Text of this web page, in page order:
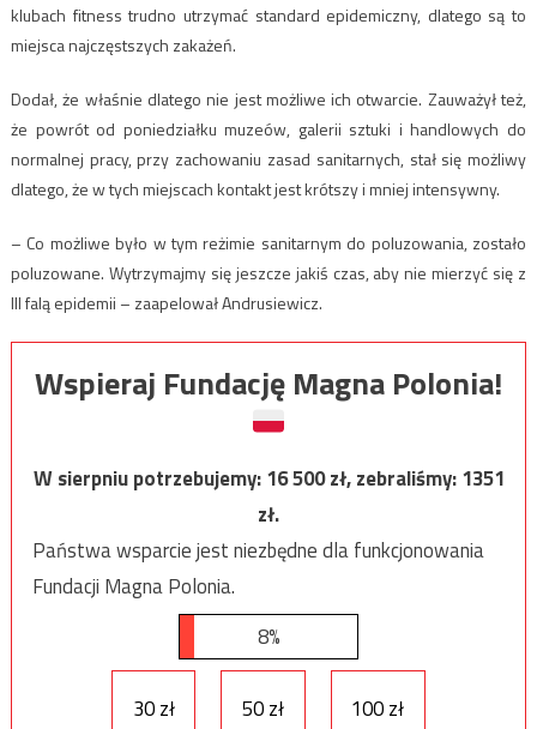
klubach fitness trudno utrzymać standard epidemiczny, dlatego są to
miejsca najczęstszych zakażeń.
Dodał, że właśnie dlatego nie jest możliwe ich otwarcie. Zauważył też,
że powrót od poniedziałku muzeów, galerii sztuki i handlowych do
normalnej pracy, przy zachowaniu zasad sanitarnych, stał się możliwy
dlatego, że w tych miejscach kontakt jest krótszy i mniej intensywny.
– Co możliwe było w tym reżimie sanitarnym do poluzowania, zostało
poluzowane. Wytrzymajmy się jeszcze jakiś czas, aby nie mierzyć się z
III falą epidemii – zaapelował Andrusiewicz.
Wspieraj Fundację Magna Polonia!
W sierpniu potrzebujemy:16 500zł, zebraliśmy:1351
zł.
Państwa wsparcie jest niezbędne dla funkcjonowania
Fundacji Magna Polonia.
8%
30 zł 50 zł 100 zł